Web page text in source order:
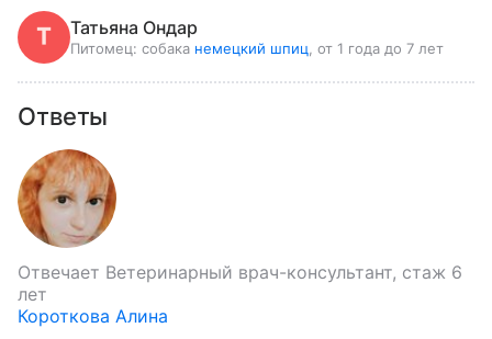
Татьяна Ондар
Питомец: собака немецкий шпиц , от 1 года до 7 лет
Ответы
Отвечает Ветеринарный врач-консультант, стаж 6
лет
Короткова Алина